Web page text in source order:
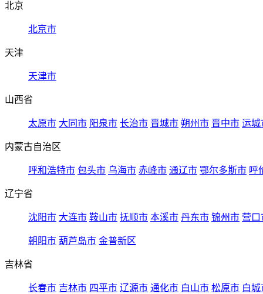
北京
北京市
天津
天津市
山西省
太原市 大同市 阳泉市 长治市 晋城市 朔州市 晋中市 运城
内蒙古自治区
呼和浩特市 包头市 乌海市 赤峰市 通辽市 鄂尔多斯市 呼
辽宁省
沈阳市 大连市 鞍山市 抚顺市 本溪市 丹东市 锦州市 营口
朝阳市 葫芦岛市 金普新区
吉林省
长春市 吉林市 四平市 辽源市 通化市 白山市 松原市 白城